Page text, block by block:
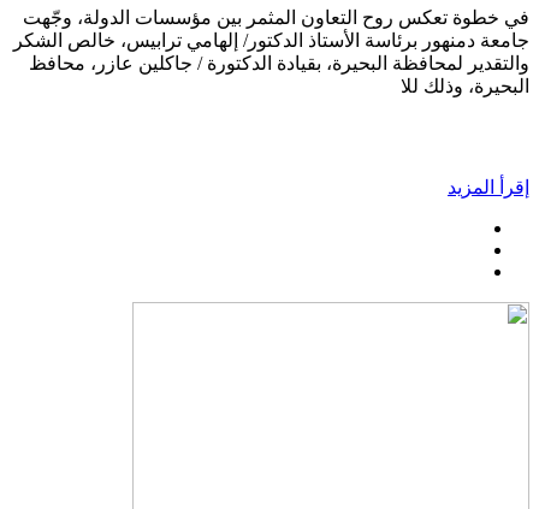
في خطوة تعكس روح التعاون المثمر بين مؤسسات الدولة، وجّهت
جامعة دمنهور برئاسة الأستاذ الدكتور/ إلهامي ترابيس، خالص الشكر
والتقدير لمحافظة البحيرة، بقيادة الدكتورة / جاكلين عازر، محافظ
البحيرة، وذلك للا
إقرأ المزيد